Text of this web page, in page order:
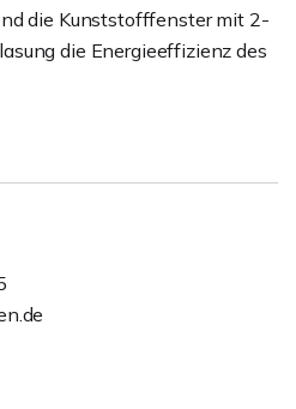
die Kunststofffenster mit 2-
die Energieeffizienz des